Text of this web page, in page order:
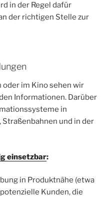
in der Regel dafür
der richtigen Stelle zur
oder im Kino sehen wir
Informationen. Darüber
in
Straßenbahnen und in der
einsetzbar:
in Produktnähe (etwa
Kunden, die